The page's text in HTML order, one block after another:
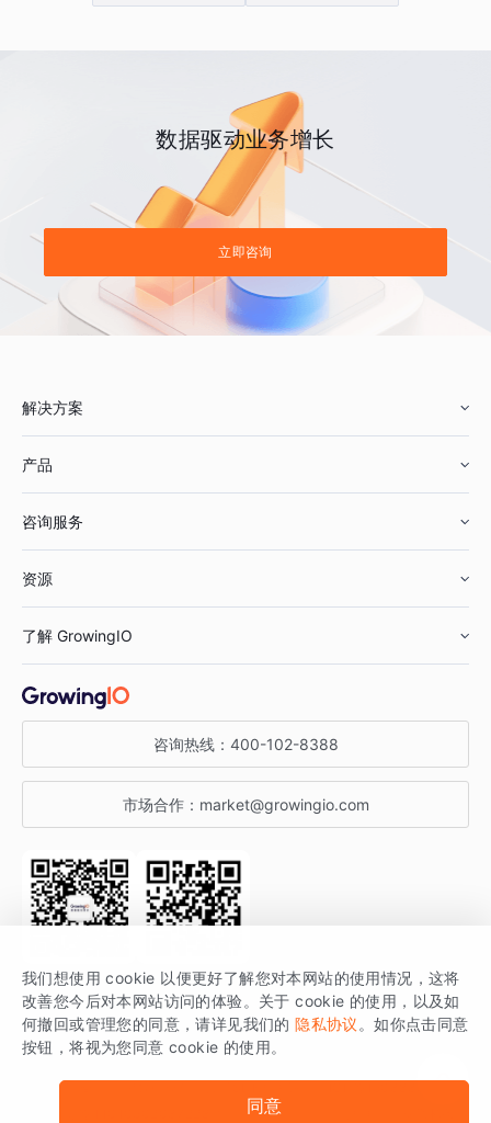
数据驱动业务增长
立即咨询
解决方案
鞋服行业
汽车行业
金融行业
产品
智能运营
获客分析
咨询服务
资源
增长公开课
增长博客
开发者文档
SDK 文档
场景指南
了解 GrowingIO
关于 GrowingIO
增长大会
行业活动
咨询热线： 400-102-8388
市场合作： market@growingio.com
关注公众号 获取更多干货
GrowingIO 是专注于数据智能分析与增长的品牌，核心平台为 GrowingIO
分析云。
版权所有 © 北京易数科技有限公司
我们想使用 cookie 以便更好了解您对本网站的使用情况，这将
改善您今后对本网站访问的体验。关于 cookie 的使用，以及如
何撤回或管理您的同意，请详见我们的 隐私协议 。如你点击同意
按钮，将视为您同意 cookie 的使用。
同意